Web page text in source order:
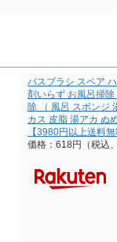
バスブラシ スペア
剤いらず お風呂掃
除 （ 風呂 スポンジ
カス 皮脂 湯アカ ぬ
【3980円以上送料
価格：618円（税込